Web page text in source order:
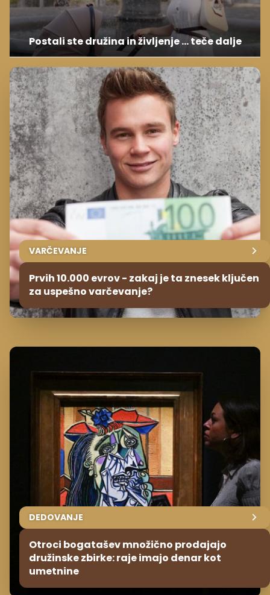
Postali ste družina in življenje ... teče dalje
VARČEVANJE
Prvih 10.000 evrov - zakaj je ta znesek ključen
za uspešno varčevanje?
DEDOVANJE
Otroci bogatašev množično prodajajo
družinske zbirke: raje imajo denar kot
umetnine